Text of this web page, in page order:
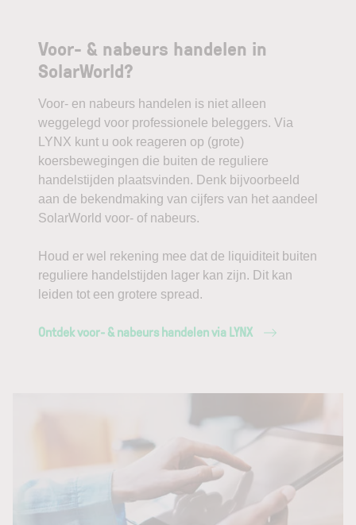
Voor- & nabeurs handelen in
SolarWorld?
Voor- en nabeurs handelen is niet alleen
weggelegd voor professionele beleggers. Via
LYNX kunt u ook reageren op (grote)
koersbewegingen die buiten de reguliere
handelstijden plaatsvinden. Denk bijvoorbeeld
aan de bekendmaking van cijfers van het aandeel
SolarWorld voor- of nabeurs.
Houd er wel rekening mee dat de liquiditeit buiten
reguliere handelstijden lager kan zijn. Dit kan
leiden tot een grotere spread.
Ontdek voor- & nabeurs handelen via LYNX